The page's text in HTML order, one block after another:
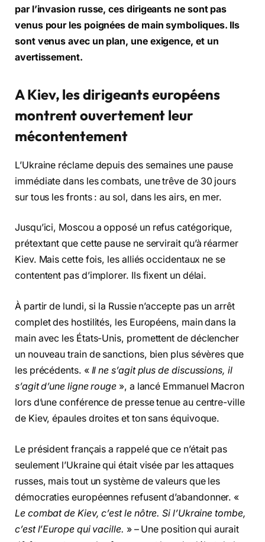
par l’invasion russe, ces dirigeants ne sont pas
venus pour les poignées de main symboliques. Ils
sont venus avec un plan, une exigence, et un
avertissement.
A Kiev, les dirigeants européens
montrent ouvertement leur
mécontentement
L’Ukraine réclame depuis des semaines une pause
immédiate dans les combats, une trêve de 30 jours
sur tous les fronts : au sol, dans les airs, en mer.
Jusqu’ici, Moscou a opposé un refus catégorique,
prétextant que cette pause ne servirait qu’à réarmer
Kiev. Mais cette fois, les alliés occidentaux ne se
contentent pas d’implorer. Ils fixent un délai.
À partir de lundi, si la Russie n’accepte pas un arrêt
complet des hostilités, les Européens, main dans la
main avec les États-Unis, promettent de déclencher
un nouveau train de sanctions, bien plus sévères que
les précédents. « Il ne s’agit plus de discussions, il
s’agit d’une ligne rouge », a lancé Emmanuel Macron
lors d’une conférence de presse tenue au centre-ville
de Kiev, épaules droites et ton sans équivoque.
Le président français a rappelé que ce n’était pas
seulement l’Ukraine qui était visée par les attaques
russes, mais tout un système de valeurs que les
démocraties européennes refusent d’abandonner. «
Le combat de Kiev, c’est le nôtre. Si l’Ukraine tombe,
c’est l’Europe qui vacille. » – Une position qui aurait